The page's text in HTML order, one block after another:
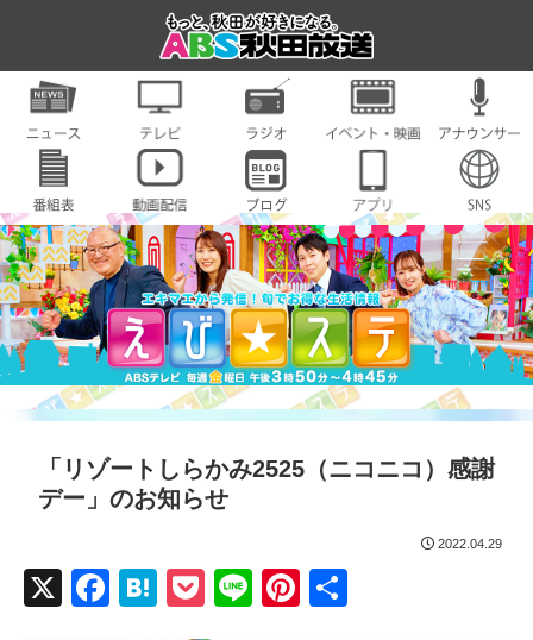
「リゾートしらかみ2525（ニコニコ）感謝
デー」のお知らせ
2022.04.29
X
F
H
P
Li
Pi